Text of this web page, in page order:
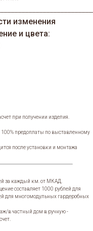
изменения
и цвета:
при получении изделия.
100% предоплаты по выставленному
после установки и монтажа
за каждый км. от МКАД.
составляет 1000 рублей для
для многомодульных гардеробных
в частный дом в ручную -